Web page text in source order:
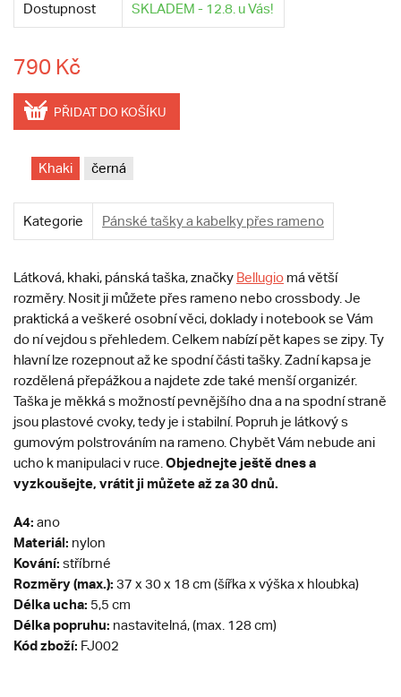
Dostupnost SKLADEM - 12.8. u Vás!
790 Kč
PŘIDAT DO KOŠÍKU
Khaki černá
Kategorie Pánské tašky a kabelky přes rameno
Látková, khaki, pánská taška, značky Bellugio má větší
rozměry. Nosit ji můžete přes rameno nebo crossbody. Je
praktická a veškeré osobní věci, doklady i notebook se Vám
do ní vejdou s přehledem. Celkem nabízí pět kapes se zipy. Ty
hlavní lze rozepnout až ke spodní části tašky. Zadní kapsa je
rozdělená přepážkou a najdete zde také menší organizér.
Taška je měkká s možností pevnějšího dna a na spodní straně
jsou plastové cvoky, tedy je i stabilní. Popruh je látkový s
gumovým polstrováním na rameno. Chybět Vám nebude ani
ucho k manipulaci v ruce. Objednejte ještě dnes a
vyzkoušejte, vrátit ji můžete až za 30 dnů.
A4: ano
Materiál: nylon
Kování: stříbrné
Rozměry (max.): 37 x 30 x 18 cm (šířka x výška x hloubka)
Délka ucha: 5,5 cm
Délka popruhu: nastavitelná, (max. 128 cm)
Kód zboží: FJ002